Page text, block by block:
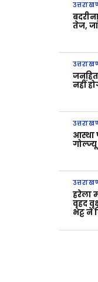
तेज,
जनहित
नहीं
आस्था
हरेला
वृहद
भट्ट ने